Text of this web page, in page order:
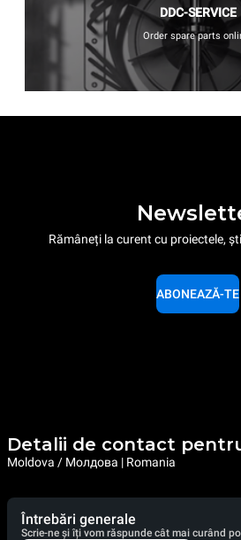
DDC-SERVICE
Order spare parts
Rămâneți la curent cu proiectele,
ABONEAZĂ-TE
Detalii de contact
Moldova / Молдова | Romania
Întrebări generale
Scrie-ne și îți vom răspunde cât mai curând